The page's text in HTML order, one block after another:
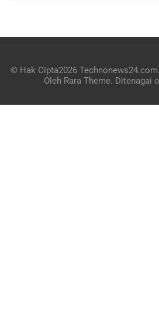
© Hak Cipta2026 Technonews24.com.
Oleh Rara Theme. Ditenagai